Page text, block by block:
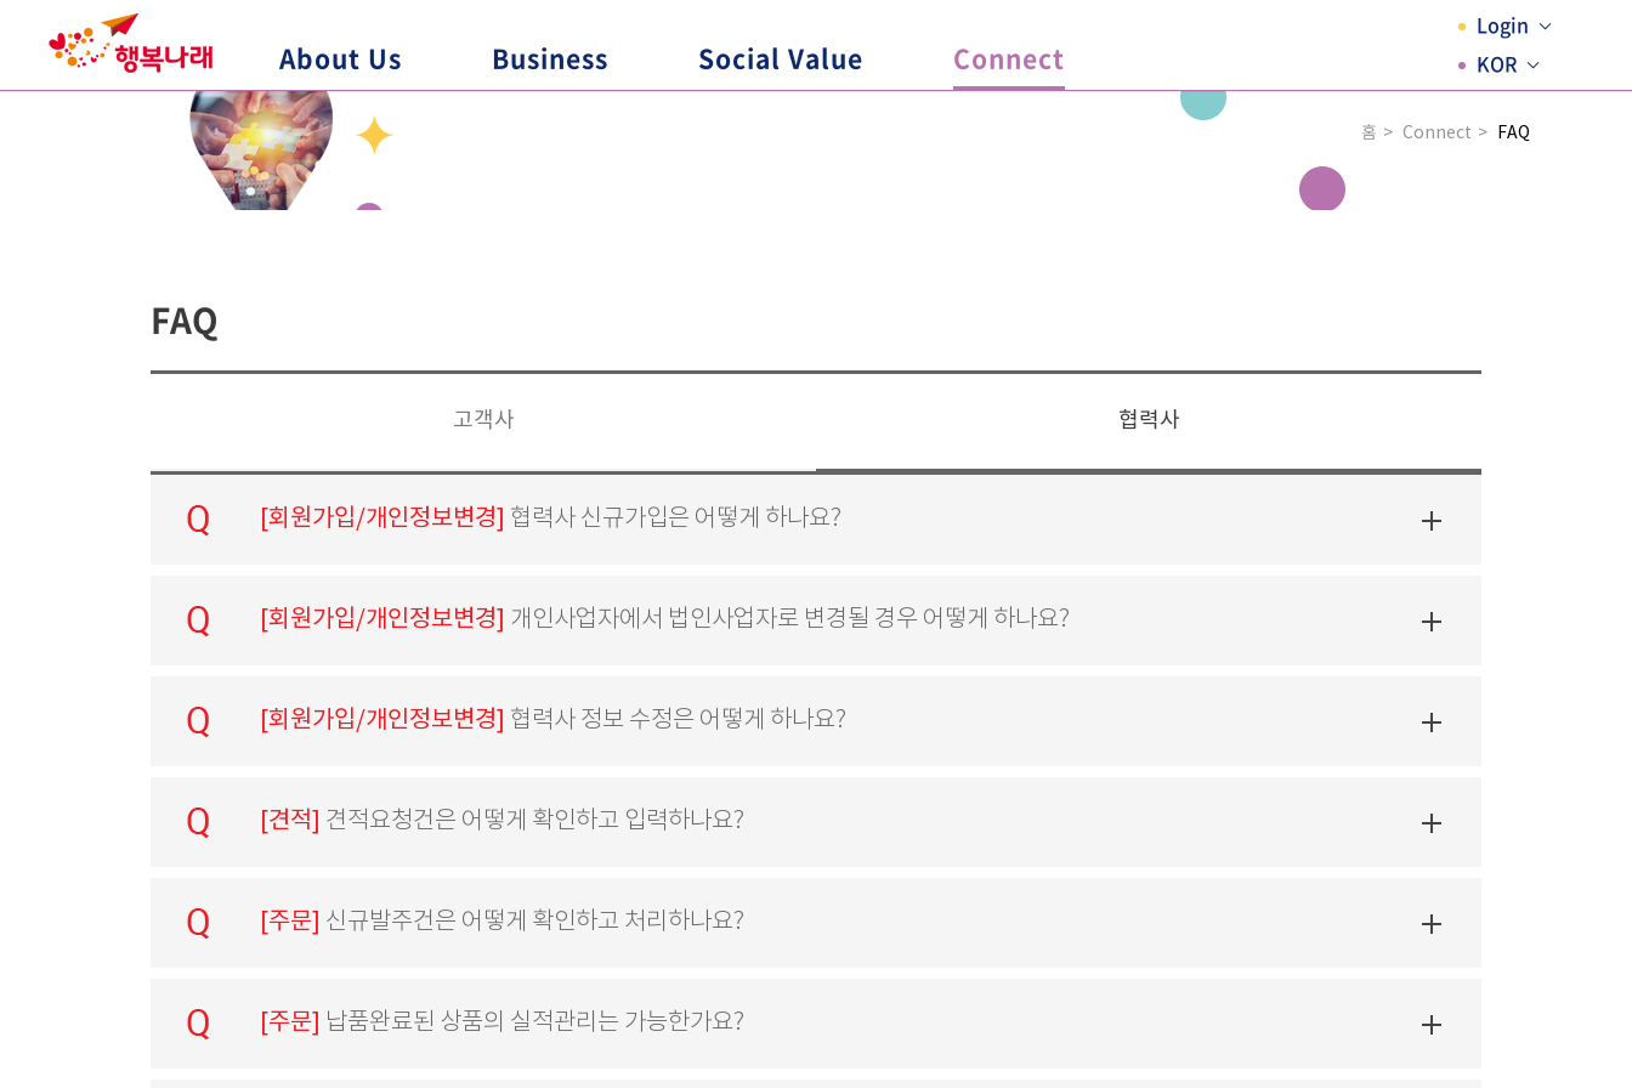
Login
KOR
About Us Business Social Value Connect
홈 Connect FAQ
FAQ
고객사 협력사
[회원가입/개인정보변경] 협력사 신규가입은 어떻게 하나요?
[회원가입/개인정보변경] 개인사업자에서 법인사업자로 변경될 경우 어떻게 하나요?
[회원가입/개인정보변경] 협력사 정보 수정은 어떻게 하나요?
[견적] 견적요청건은 어떻게 확인하고 입력하나요?
[주문] 신규발주건은 어떻게 확인하고 처리하나요?
[주문] 납품완료된 상품의 실적관리는 가능한가요?